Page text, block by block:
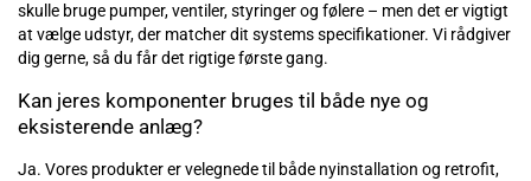
skulle bruge pumper, ventiler, styringer og følere – men det er vigtigt
at vælge udstyr, der matcher dit systems specifikationer. Vi rådgiver
dig gerne, så du får det rigtige første gang.
Kan jeres komponenter bruges til både nye og
eksisterende anlæg?
Ja. Vores produkter er velegnede til både nyinstallation og retrofit,